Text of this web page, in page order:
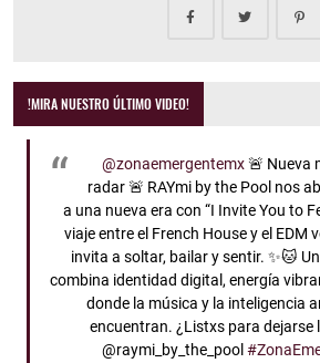
!MIRA NUESTRO ÚLTIMO VIDEO!
@zonaemergentemx🚨 Nueva
radar 🚨 RAYmi by the Pool nos
a una nueva era con “I Invite You to
viaje entre el French House y el EDM
invita a soltar, bailar y sentir. ✨🐱
combina identidad digital, energía
donde la música y la inteligencia
encuentran. ¿Listxs para dejarse
@raymi_by_the_pool